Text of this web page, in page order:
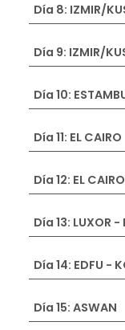
Día 8: IZMIR/
Día 9: IZMIR/
Día 10:
Día 11: EL CAIRO
Día 12: EL
Día 13: LUXOR -
Día 14: EDFU -
Día 15: ASWAN